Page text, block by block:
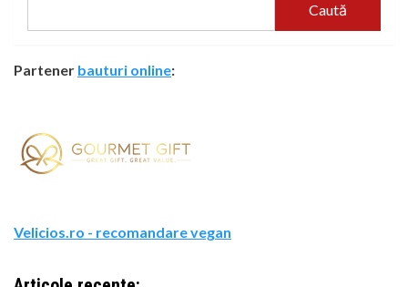
Caută
Partener bauturi online:
Velicios.ro - recomandare vegan